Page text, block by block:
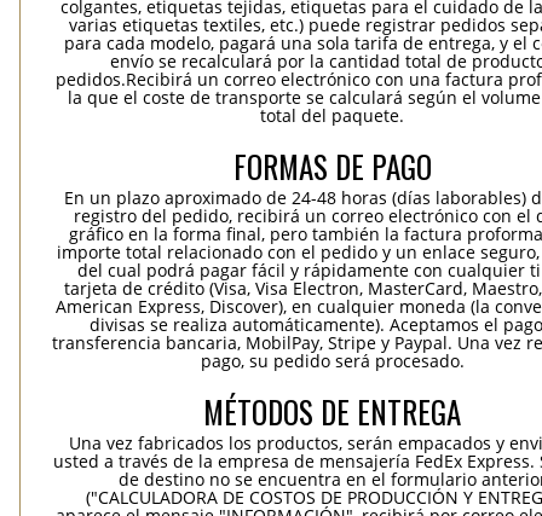
colgantes, etiquetas tejidas, etiquetas para el cuidado de
varias etiquetas textiles, etc.) puede registrar pedidos
para cada modelo, pagará una sola tarifa de entrega, y el
envío se recalculará por la cantidad total de
pedidos.Recibirá un correo electrónico con una factura
la que el coste de transporte se calculará según el
total del paquete.
FORMAS DE PAGO
En un plazo aproximado de 24-48 horas (días laborables)
registro del pedido, recibirá un correo electrónico con el
gráfico en la forma final, pero también la factura
importe total relacionado con el pedido y un enlace
del cual podrá pagar fácil y rápidamente con cualquier
tarjeta de crédito (Visa, Visa Electron, MasterCard,
American Express, Discover), en cualquier moneda (la
divisas se realiza automáticamente). Aceptamos el
transferencia bancaria, MobilPay, Stripe y Paypal. Una vez
pago, su pedido será procesado.
MÉTODOS DE ENTREGA
Una vez fabricados los productos, serán empacados y
usted a través de la empresa de mensajería FedEx Express.
de destino no se encuentra en el formulario
("CALCULADORA DE COSTOS DE PRODUCCIÓN Y